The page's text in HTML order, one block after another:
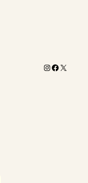
Instagram
X